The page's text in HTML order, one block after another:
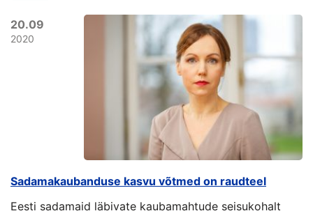
20.09
2020
Sadamakaubanduse kasvu võtmed on raudteel
Eesti sadamaid läbivate kaubamahtude seisukohalt